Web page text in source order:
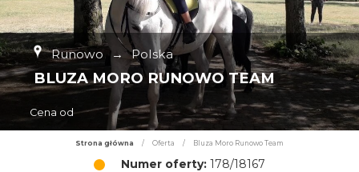
Runowo → Polska
BLUZA MORO RUNOWO TEAM
Cena od
Strona główna / Oferta / Bluza Moro Runowo Team
Numer oferty: 178/18167